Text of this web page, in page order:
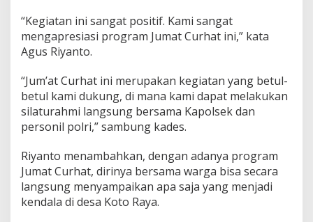
“Kegiatan ini sangat positif. Kami sangat
mengapresiasi program Jumat Curhat ini,” kata
Agus Riyanto.
“Jum’at Curhat ini merupakan kegiatan yang betul-
betul kami dukung, di mana kami dapat melakukan
silaturahmi langsung bersama Kapolsek dan
personil polri,” sambung kades.
Riyanto menambahkan, dengan adanya program
Jumat Curhat, dirinya bersama warga bisa secara
langsung menyampaikan apa saja yang menjadi
kendala di desa Koto Raya.